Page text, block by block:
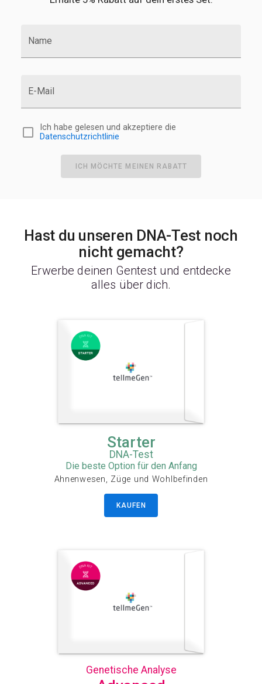
Name
E-Mail
Ich habe gelesen und akzeptiere die
Datenschutzrichtlinie
ICH MÖCHTE MEINEN RABATT
Hast du unseren DNA-Test noch
nicht gemacht?
Erwerbe deinen Gentest und entdecke
alles über dich.
Starter
DNA-Test
Die beste Option für den Anfang
Ahnenwesen, Züge und Wohlbefinden
KAUFEN
Genetische Analyse